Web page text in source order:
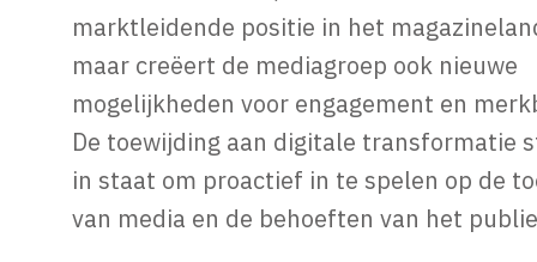
marktleidende positie in het
maar creëert de mediagroep ook nieuwe
mogelijkheden voor engagement en
De toewijding aan digitale transformatie
in staat om proactief in te spelen op de
van media en de behoeften van het